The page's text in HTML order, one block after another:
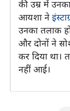
की उम्र में
आयशा ने
उनका तलाक
और दोनों ने
कर दिया
नहीं आई।